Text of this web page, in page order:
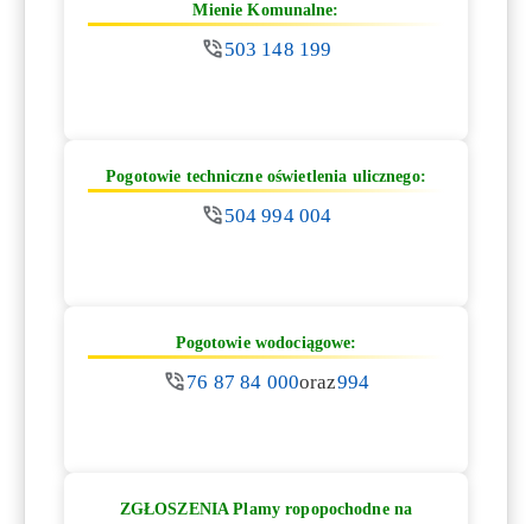
Mienie Komunalne:
503 148 199
Pogotowie techniczne oświetlenia ulicznego:
504 994 004
Pogotowie wodociągowe:
76 87 84 000oraz994
ZGŁOSZENIA Plamy ropopochodne na